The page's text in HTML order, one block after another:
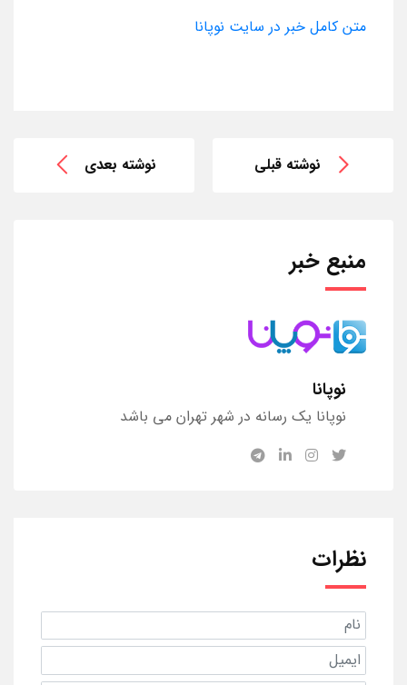
متن کامل خبر در سایت نوپانا
نوشته قبلی نوشته بعدی
منبع خبر
نوپانا
نوپانا یک رسانه در شهر تهران می باشد
نظرات